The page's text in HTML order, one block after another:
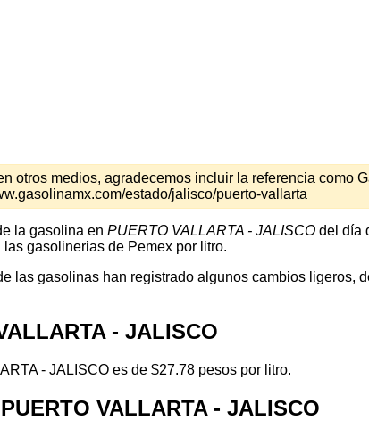
otros medios, agradecemos incluir la referencia como
estado/jalisco/puerto-vallarta
la gasolina en PUERTO VALLARTA - JALISCO del día
gasolinerias de Pemex por litro.
las gasolinas han registrado algunos cambios
- JALISCO
- JALISCO es de $27.78 pesos por litro.
VALLARTA - JALISCO